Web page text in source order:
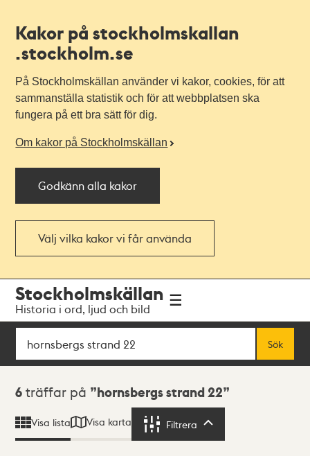
Kakor på stockholmskallan
.stockholm.se
På Stockholmskällan använder vi kakor, cookies, för att
sammanställa statistik och för att webbplatsen ska
fungera på ett bra sätt för dig.
Om kakor på Stockholmskällan
Godkänn alla kakor
Välj vilka kakor vi får använda
navigationen
huvudinnehållet
Stockholmskällan
Historia i ord, ljud och bild
Sök
Sök
Sökresultat
6 träffar på hornsbergs strand 22
Visa lista Visa karta Filtrera